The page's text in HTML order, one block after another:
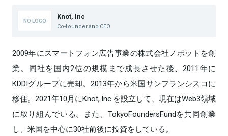
Knot, Inc
Co-founder and CEO
2009年にスマートフォン広告事業の株式会社ノボットを創
業。同社を国内2位の規模まで成長させた後、2011年に
KDDIグループに売却。2013年から米国サンフランシスコに
移住。2021年10月にKnot, Inc.を設立して、現在はWeb3領域
に取り組んでいる。また、TokyoFoundersFundを共同創業
し、米国を中心に30社前後に投資をしている。